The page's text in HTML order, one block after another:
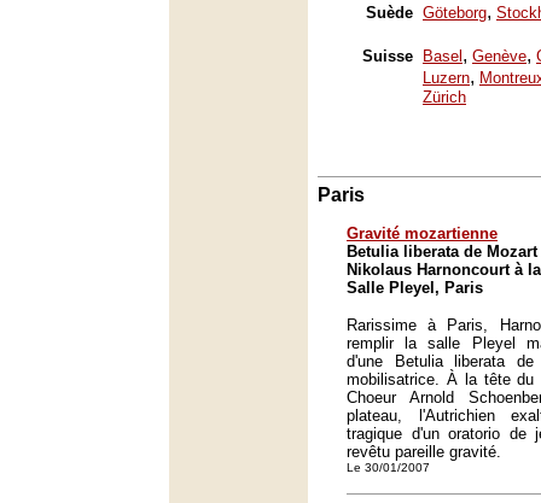
Suède Göteborg,
Suisse Basel , Genève,
Luzern,
Zürich
Paris
Gravité mozartienne
Betulia liberata de
Nikolaus Harnoncourt à
Salle Pleyel, Paris
Rarissime à Paris,
remplir la salle Pleyel
d'une Betulia liberata de
mobilisatrice. À la tête du
Choeur Arnold
plateau, l'Autrichien
tragique d'un oratorio de
revêtu pareille gravité.
Le 30/01/2007